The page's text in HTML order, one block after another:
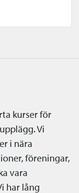
kurser för
Vi
i nära
föreningar,
vara
har lång